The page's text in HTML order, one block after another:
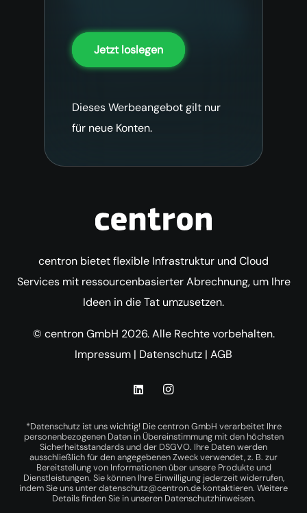
Jetzt loslegen
Dieses Werbeangebot gilt nur
für neue Konten.
centron bietet flexible Infrastruktur und Cloud
Services mit ressourcenbasierter Abrechnung, um Ihre
Ideen in die Tat umzusetzen.
© centron GmbH 2026. Alle Rechte vorbehalten.
Impressum | Datenschutz | AGB
*Datenschutz ist uns wichtig! Die centron GmbH verarbeitet Ihre
personenbezogenen Daten in Übereinstimmung mit den höchsten
Sicherheitsstandards und der DSGVO. Ihre Daten werden
ausschließlich für den angegebenen Zweck verwendet, z. B. zur
Bereitstellung von Informationen über unsere Produkte und
Dienstleistungen. Sie können Ihre Einwilligung jederzeit widerrufen,
indem Sie uns unterdatenschutz@centron.de kontaktieren. Weitere
Details finden Sie in unseren Datenschutzhinweisen.